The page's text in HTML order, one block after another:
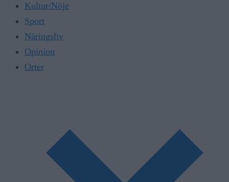
Kultur/Nöje
Sport
Näringsliv
Opinion
Orter